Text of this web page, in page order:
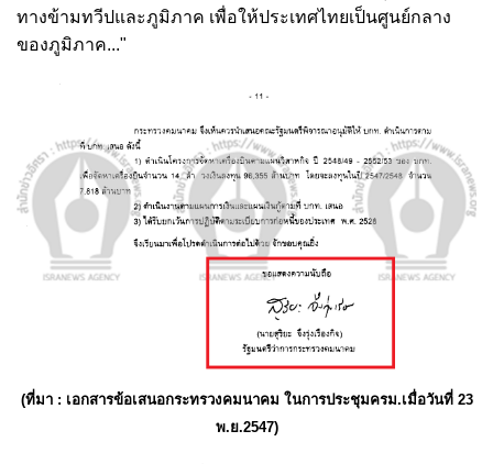
ทางข้ามทวีปและภูมิภาค เพื่อให้ประเทศไทยเป็นศูนย์กลาง
ของภูมิภาค..."
(ที่มา : เอกสารข้อเสนอกระทรวงคมนาคม ในการประชุมครม.เมื่อวันที่ 23
พ.ย.2547)